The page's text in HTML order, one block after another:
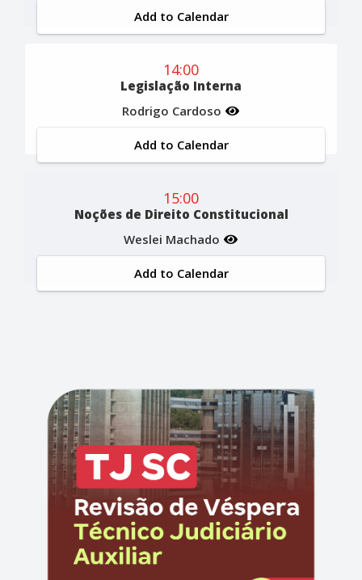
Add to Calendar
14:00
Legislação Interna
Rodrigo Cardoso
Add to Calendar
15:00
Noções de Direito Constitucional
Weslei Machado
Add to Calendar